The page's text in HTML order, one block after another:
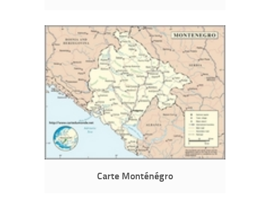
Carte Monténégro